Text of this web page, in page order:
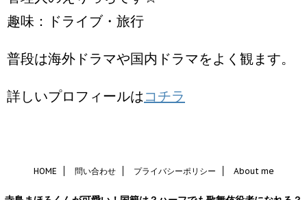
趣味：ドライブ・旅行
普段は海外ドラマや国内ドラマをよく観ます。
詳しいプロフィールはコチラ
HOME 問い合わせ プライバシーポリシー About me